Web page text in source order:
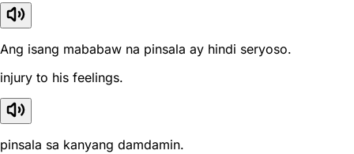
Ang isang mababaw na pinsala ay hindi seryoso.
injury to his feelings.
pinsala sa kanyang damdamin.